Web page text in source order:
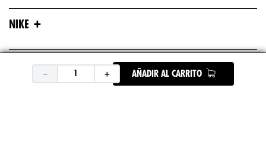
＋
－ AÑADIR AL CARRITO
NIKE +
ASICS +